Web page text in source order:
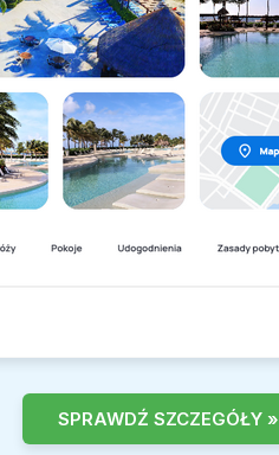
SPRAWDŹ SZCZEGÓŁY »